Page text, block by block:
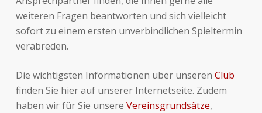
weiteren Fragen beantworten und sich vielleicht
sofort zu einem ersten unverbindlichen Spieltermin
verabreden.
Die wichtigsten Informationen über unseren Club
finden Sie hier auf unserer Internetseite. Zudem
haben wir für Sie unsere Vereinsgrundsätze,